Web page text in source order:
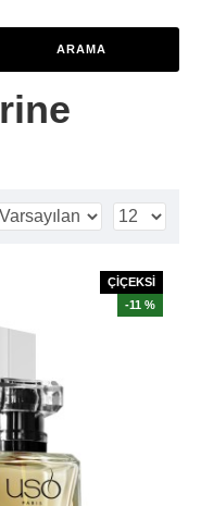
ARAMA
ÇİÇEKSİ
-11 %